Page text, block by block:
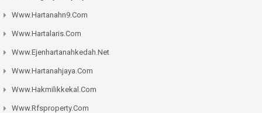
Www.hartanahn9.com
Www.hartalaris.com
Www.ejenhartanahkedah.net
Www.hartanahjaya.com
Www.hakmilikkekal.com
Www.rfsproperty.com